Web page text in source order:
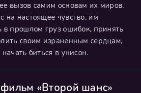
вызов самим основам их миров.
на настоящее чувство, им
в прошлом груз ошибок, принять
своим израненным сердцам,
биться в унисон.
«Второй шанс»